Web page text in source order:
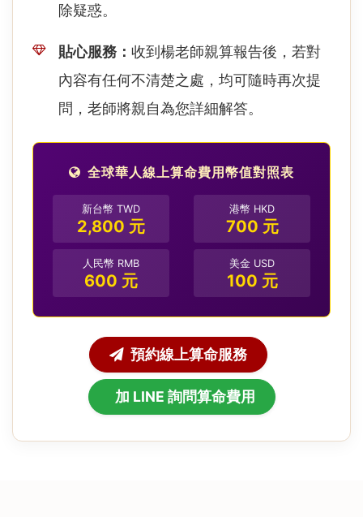
除疑惑。
貼心服務： 收到楊老師親算報告後，若對
內容有任何不清楚之處，均可隨時再次提
問，老師將親自為您詳細解答。
全球華人線上算命費用幣值對照表
新台幣 TWD
2,800 元
港幣 HKD
700 元
人民幣 RMB
600 元
美金 USD
100 元
預約線上算命服務
加 LINE 詢問算命費用